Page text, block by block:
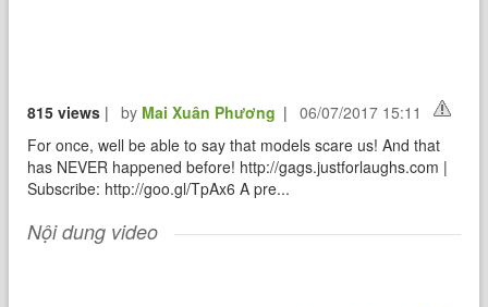
815 views | by Mai Xuân Phương |
06/07/2017 15:11
For once, well be able to say that models scare us! And that
has NEVER happened before! http://gags.justforlaughs.com |
Subscribe: http://goo.gl/TpAx6 A pre...
Nội dung video